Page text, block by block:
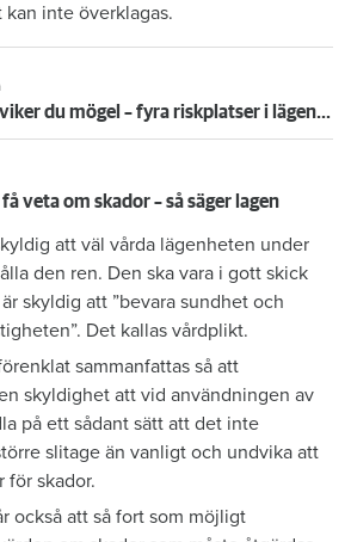
inte överklagas.
Så undviker du mögel – fyra riskplatser i lägenheten: ”Måste städa bort”
veta om skador – så säger lagen
att väl vårda lägenheten under
den ren. Den ska vara i gott skick
skyldig att ”bevara sundhet och
Det kallas vårdplikt.
sammanfattas så att
skyldighet att vid användningen av
på ett sådant sätt att det inte
slitage än vanligt och undvika att
för skador.
också att så fort som möjligt